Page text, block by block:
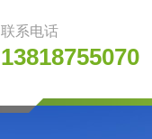
联系电话
13818755070